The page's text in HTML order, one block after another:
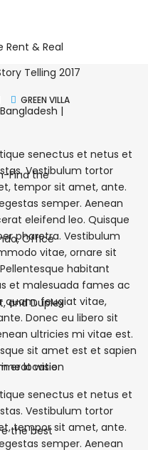
GREEN VILLA
senectus et netus et
Vestibulum tortor
tempor sit amet, ante.
semper. Aenean
eleifend leo. Quisque
pharetra. Vestibulum
vitae, ornare sit
habitant
et malesuada fames ac
quam, feugiat vitae,
Donec eu libero sit
ultricies mi vitae est.
sit amet est et sapien
erat wisie.
senectus et netus et
Vestibulum tortor
tempor sit amet, ante.
semper. Aenean